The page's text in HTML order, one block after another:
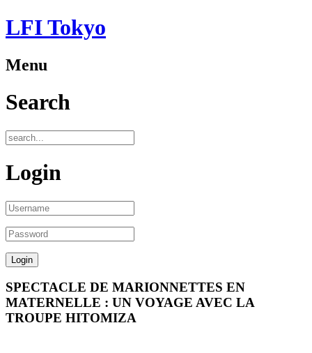
LFI Tokyo
Menu
Search
Login
SPECTACLE DE MARIONNETTES EN
MATERNELLE : UN VOYAGE AVEC LA
TROUPE HITOMIZA